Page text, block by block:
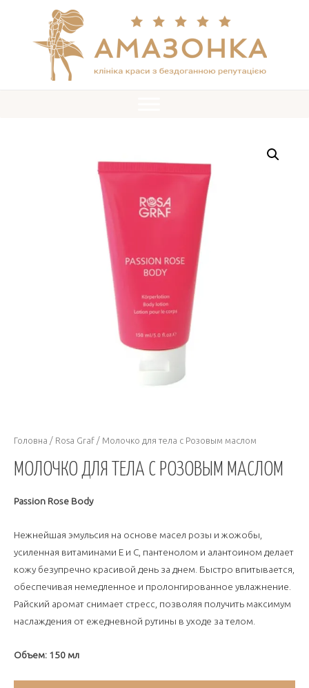
Головна / Rosa Graf / Молочко для тела с Розовым маслом
МОЛОЧКО ДЛЯ ТЕЛА С РОЗОВЫМ МАСЛОМ
Passion Rose Body
Нежнейшая эмульсия на основе масел розы и жожобы,
усиленная витаминами Е и С, пантенолом и алантоином делает
кожу безупречно красивой день за днем. Быстро впитывается,
обеспечивая немедленное и пролонгированное увлажнение.
Райский аромат снимает стресс, позволяя получить максимум
наслаждения от ежедневной рутины в уходе за телом.
Объем: 150 мл